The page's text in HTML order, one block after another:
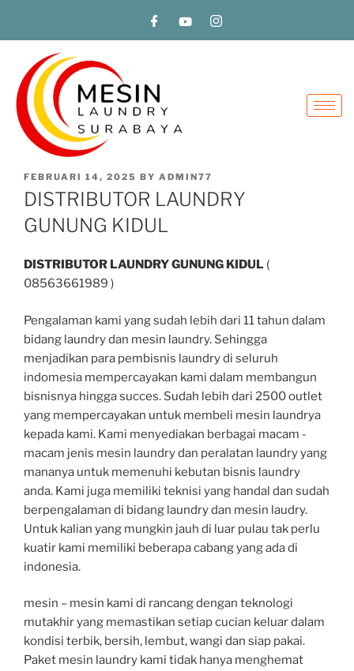
FEBRUARI 14, 2025 BY ADMIN77
DISTRIBUTOR LAUNDRY
GUNUNG KIDUL
DISTRIBUTOR LAUNDRY GUNUNG KIDUL (
08563661989 )
Pengalaman kami yang sudah lebih dari 11 tahun dalam
bidang laundry dan mesin laundry. Sehingga
menjadikan para pembisnis laundry di seluruh
indomesia mempercayakan kami dalam membangun
bisnisnya hingga succes. Sudah lebih dari 2500 outlet
yang mempercayakan untuk membeli mesin laundrya
kepada kami. Kami menyediakan berbagai macam -
macam jenis mesin laundry dan peralatan laundry yang
mananya untuk memenuhi kebutan bisnis laundry
anda. Kami juga memiliki teknisi yang handal dan sudah
berpengalaman di bidang laundry dan mesin laudry.
Untuk kalian yang mungkin jauh di luar pulau tak perlu
kuatir kami memiliki beberapa cabang yang ada di
indonesia.
mesin – mesin kami di rancang dengan teknologi
mutakhir yang memastikan setiap cucian keluar dalam
kondisi terbik, bersih, lembut, wangi dan siap pakai.
Paket mesin laundry kami tidak hanya menghemat